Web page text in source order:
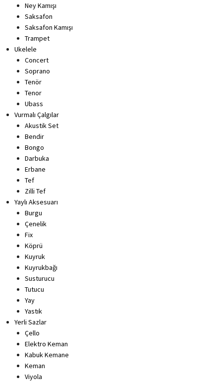
Ney Kamışı
Saksafon
Saksafon Kamışı
Trampet
Ukelele
Concert
Soprano
Tenör
Tenor
Ubass
Vurmalı Çalgılar
Akustik Set
Bendir
Bongo
Darbuka
Erbane
Tef
Zilli Tef
Yaylı Aksesuarı
Burgu
Çenelik
Fix
Köprü
Kuyruk
Kuyrukbağı
Susturucu
Tutucu
Yay
Yastık
Yerli Sazlar
Çello
Elektro Keman
Kabuk Kemane
Keman
Viyola